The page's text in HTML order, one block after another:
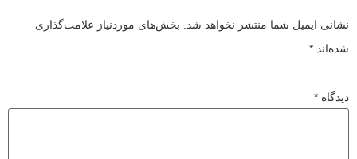
نشانی ایمیل شما منتشر نخواهد شد.
بخش‌های موردنیاز علامت‌گذاری
شده‌اند *
دیدگاه *